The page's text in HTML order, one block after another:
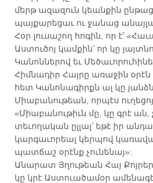
մերթ ազազուն կեանքին
պայքարեցաւ ու ջանաց
Հօր լուսաշող հոգին, որ է՝
Աստուծոյ կամքին՝ որ կը
Կանոններով եւ
Հիմնադիր Հայրը առաջին
հետ Կանոնագիրքն ալ կը
Միաբանութեան, որպէս
«Միաբանութիւն մը, կը գրէ ան,
տեւողական ըլլալ՝ եթէ իր
կարգաւորեալ կերպով
պատճաշ օրէնք չունենայ»:
Անարատ Յղութեան Հայ
կը կրէ Աստուածամօր